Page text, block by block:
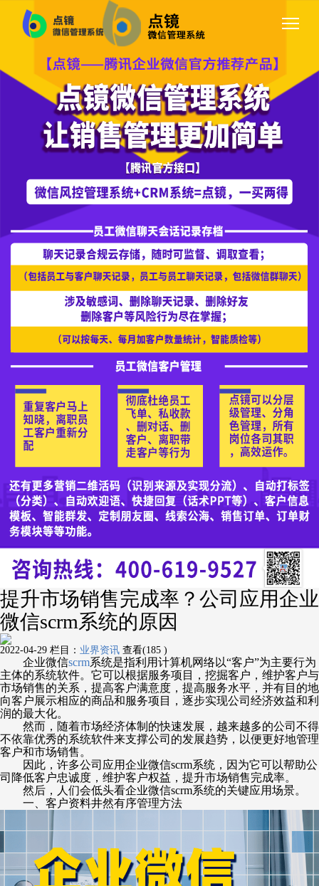
提升市场销售完成率？公司应用企业
微信scrm系统的原因
2022-04-29 栏目： 业界资讯 查看(185 )
企业微信scrm系统是指利用计算机网络以“客户”为主要行为
主体的系统软件。它可以根据服务项目，挖掘客户，维护客户与
市场销售的关系，提高客户满意度，提高服务水平，并有目的地
向客户展示相应的商品和服务项目，逐步实现公司经济效益和利
润的最大化。
然而，随着市场经济体制的快速发展，越来越多的公司不得
不依靠优秀的系统软件来支撑公司的发展趋势，以便更好地管理
客户和市场销售。
因此，许多公司应用企业微信scrm系统，因为它可以帮助公
司降低客户忠诚度，维护客户权益，提升市场销售完成率。
然后，人们会低头看企业微信scrm系统的关键应用场景。
一、客户资料井然有序管理方法